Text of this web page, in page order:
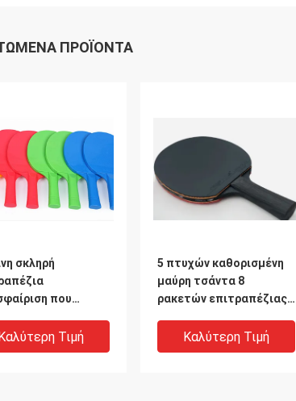
ΠΡΟΪΌΝΤΑ
σκληρή
που
αναψυχήΤιμή
5 πτυχών καθορισμένη
μαύρη τσάντα 8
ρακετών επιτραπέζιας
κοντραπλακέ η τριών
αστέρων σφαίρες ABS
Καλύτερη Τιμή